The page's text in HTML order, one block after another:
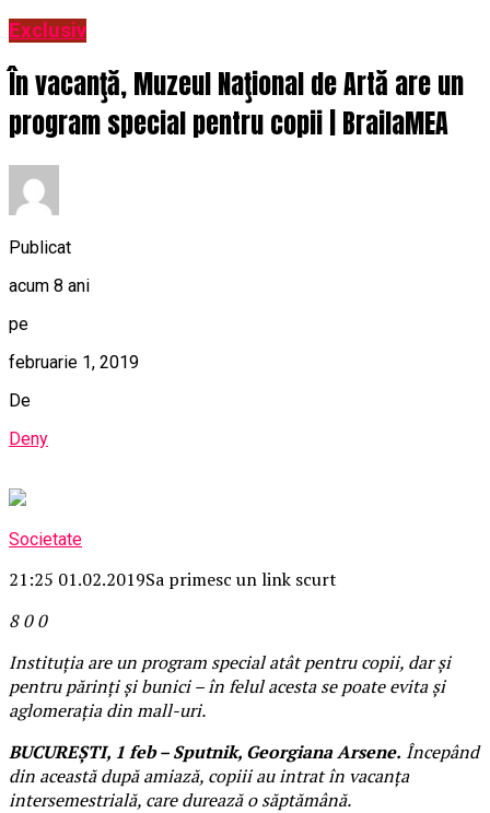
Exclusiv
În vacanţă, Muzeul Naţional de Artă are un
program special pentru copii | BrailaMEA
Publicat
acum 8 ani
pe
februarie 1, 2019
De
Deny
Societate
21:25 01.02.2019Sa primesc un link scurt
800
Instituţia are un program special atât pentru copii, dar şi
pentru părinţi şi bunici – în felul acesta se poate evita şi
aglomeraţia din mall-uri.
BUCUREŞTI, 1 feb – Sputnik, Georgiana Arsene. Începând
din această după amiază, copiii au intrat în vacanţa
intersemestrială, care durează o săptămână.